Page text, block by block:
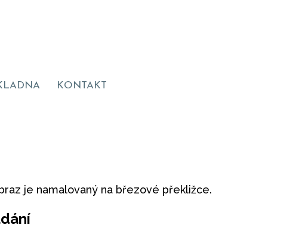
KONTAKT
je namalovaný na březové překližce.